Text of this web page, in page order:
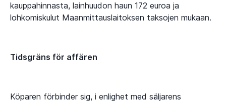
kauppahinnasta, lainhuudon haun 172 euroa ja
lohkomiskulut Maanmittauslaitoksen taksojen mukaan.
Tidsgräns för affären
Köparen förbinder sig, i enlighet med säljarens